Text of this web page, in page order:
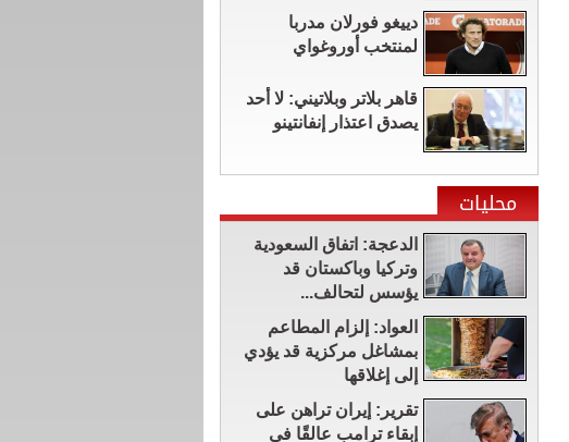
دييغو فورلان مدربا
لمنتخب أوروغواي
قاهر بلاتر وبلاتيني: لا أحد
يصدق اعتذار إنفانتينو
محليات
الدعجة: اتفاق السعودية
وتركيا وباكستان قد
يؤسس لتحالف...
العواد: إلزام المطاعم
بمشاغل مركزية قد يؤدي
إلى إغلاقها
تقرير: إيران تراهن على
إبقاء ترامب عالقًا في